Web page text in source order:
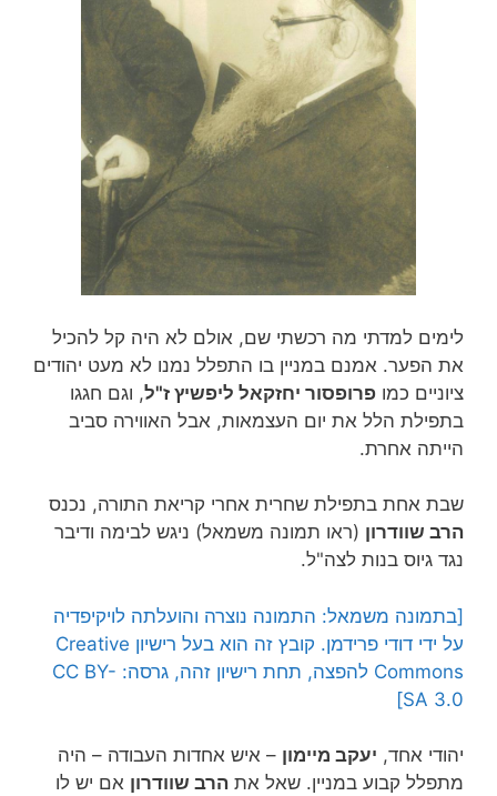
לימים למדתי מה רכשתי שם, אולם לא היה קל להכיל
את הפער. אמנם במניין בו התפלל נמנו לא מעט יהודים
ציוניים כמו פרופסור יחזקאל ליפשיץ ז"ל, וגם חגגו
בתפילת הלל את יום העצמאות, אבל האווירה סביב
הייתה אחרת.
שבת אחת בתפילת שחרית אחרי קריאת התורה, נכנס
הרב שוודרון (ראו תמונה משמאל) ניגש לבימה ודיבר
נגד גיוס בנות לצה"ל.
[בתמונה משמאל: התמונה נוצרה והועלתה לויקיפדיה
על ידי דודי פרידמן. קובץ זה הוא בעל רישיון Creative
Commons להפצה, תחת רישיון זהה, גרסה: CC BY-
SA 3.0]
יהודי אחד, יעקב מיימון – איש אחדות העבודה – היה
מתפלל קבוע במניין. שאל את הרב שוודרון אם יש לו